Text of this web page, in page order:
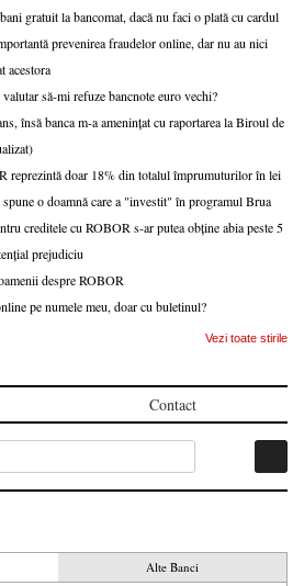
gratuit la bancomat, dacă nu faci o plată cu cardul
prevenirea fraudelor online, dar nu au nici
acestora
să-mi refuze bancnote euro vechi?
însă banca m-a amenințat cu raportarea la Biroul de
reprezintă doar 18% din totalul împrumuturilor în lei
o doamnă care a "investit" în programul Brua
creditele cu ROBOR s-ar putea obține abia peste 5
prejudiciu
despre ROBOR
pe numele meu, doar cu buletinul?
Vezi toate stirile
Contact
Alte Banci